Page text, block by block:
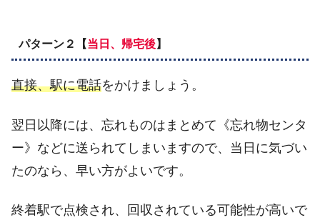
パターン２【当日、帰宅後】
直接、駅に電話をかけましょう。
翌日以降には、忘れものはまとめて《忘れ物センタ
ー》などに送られてしまいますので、当日に気づい
たのなら、早い方がよいです。
終着駅で点検され、回収されている可能性が高いで